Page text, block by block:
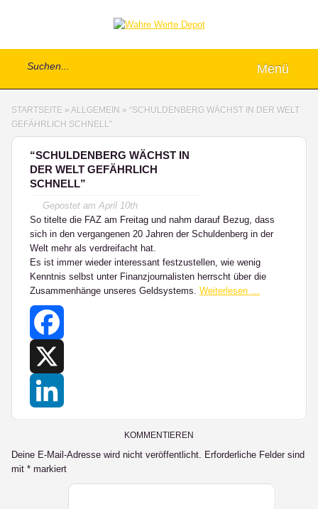
Menü
STARTSEITE » ALLGEMEIN » “SCHULDENBERG WÄCHST IN DER WELT
GEFÄHRLICH SCHNELL”
“SCHULDENBERG WÄCHST IN
DER WELT GEFÄHRLICH
SCHNELL”
Gepostet amApril 10th
So titelte die FAZ am Freitag und nahm darauf Bezug, dass
sich in den vergangenen 20 Jahren der Schuldenberg in der
Welt mehr als verdreifacht hat.
Es ist immer wieder interessant festzustellen, wie wenig
Kenntnis selbst unter Finanzjournalisten herrscht über die
Zusammenhänge unseres Geldsystems. Weiterlesen …
Facebook
KOMMENTIEREN
Deine E-Mail-Adresse wird nicht veröffentlicht. Erforderliche Felder sind
mit * markiert